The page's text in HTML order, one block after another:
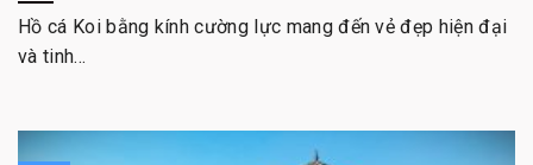
Hồ cá Koi bằng kính cường lực mang đến vẻ đẹp hiện đại
và tinh...